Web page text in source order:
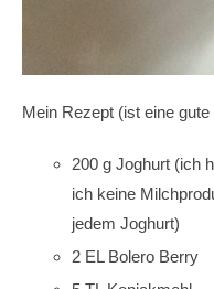
Mein Rezept (ist eine
200 g Joghurt (ich
ich keine
jedem Joghurt)
2 EL Bolero Berry